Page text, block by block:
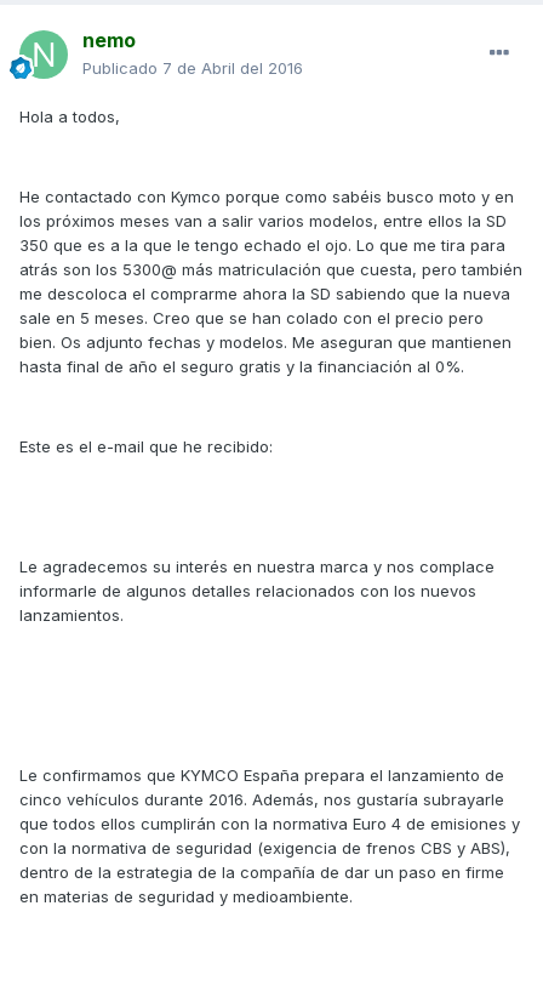
nemo
Publicado 7 de Abril del 2016
Hola a todos,
He contactado con Kymco porque como sabéis busco moto y en
los próximos meses van a salir varios modelos, entre ellos la SD
350 que es a la que le tengo echado el ojo. Lo que me tira para
atrás son los 5300@ más matriculación que cuesta, pero también
me descoloca el comprarme ahora la SD sabiendo que la nueva
sale en 5 meses. Creo que se han colado con el precio pero
bien. Os adjunto fechas y modelos. Me aseguran que mantienen
hasta final de año el seguro gratis y la financiación al 0%.
Este es el e-mail que he recibido:
Le agradecemos su interés en nuestra marca y nos complace
informarle de algunos detalles relacionados con los nuevos
lanzamientos.
Le confirmamos que KYMCO España prepara el lanzamiento de
cinco vehículos durante 2016. Además, nos gustaría subrayarle
que todos ellos cumplirán con la normativa Euro 4 de emisiones y
con la normativa de seguridad (exigencia de frenos CBS y ABS),
dentro de la estrategia de la compañía de dar un paso en firme
en materias de seguridad y medioambiente.